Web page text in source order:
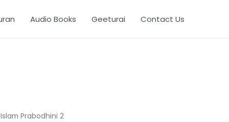
Audio Books Geeturai Contact Us
Prabodhini 2